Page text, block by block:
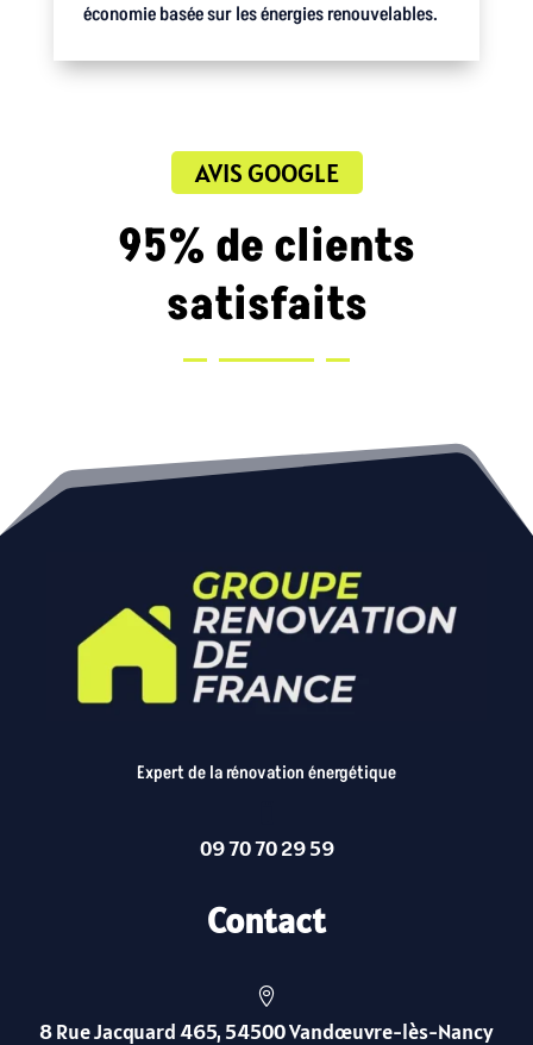
économie basée sur les énergies renouvelables.
AVIS GOOGLE
95% de clients
satisfaits
Expert de la rénovation énergétique
09 70 70 29 59
Contact

8 Rue Jacquard 465, 54500 Vandœuvre-lès-Nancy